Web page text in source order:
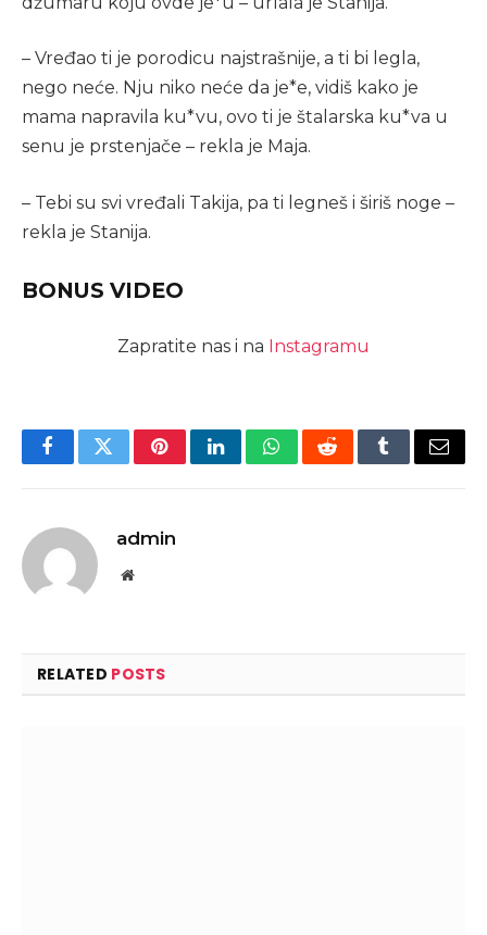
– Vređao ti je porodicu najstrašnije, a ti bi legla,
nego neće. Nju niko neće da je*e, vidiš kako je
mama napravila ku*vu, ovo ti je štalarska ku*va u
senu je prstenjače – rekla je Maja.
– Tebi su svi vređali Takija, pa ti legneš i širiš noge –
rekla je Stanija.
BONUS VIDEO
Zapratite nas i na Instagramu
FacebookTwitterPinterestLinkedInWhatsAppRedditTumblrEmail
admin
Website
RELATED POSTS